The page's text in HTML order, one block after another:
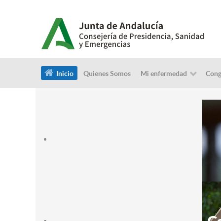
Inicio Quienes Somos Mi enfermedad